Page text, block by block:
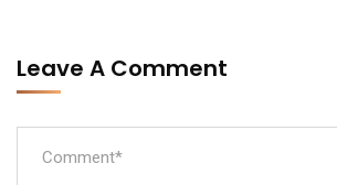
Leave A Comment